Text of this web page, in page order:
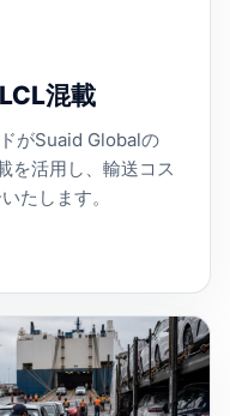
混載
がSuaid Globalの
を活用し、輸送コス
たします。